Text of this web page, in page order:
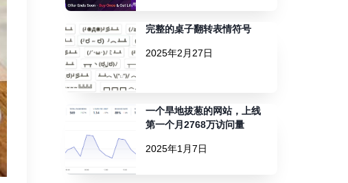
完整的桌子翻转表情符号
2025年2月27日
一个旱地拔葱的网站，上线
第一个月2768万访问量
2025年1月7日